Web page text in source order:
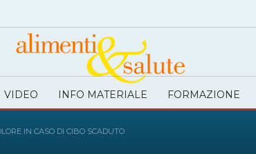
VIDEO INFO MATERIALE FORMAZIONE
IN CASO DI CIBO SCADUTO